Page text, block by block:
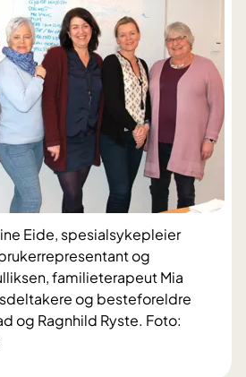
Eide, spesialsykepleier
og
familieterapeut Mia
og besteforeldre
og Ragnhild Ryste. Foto: